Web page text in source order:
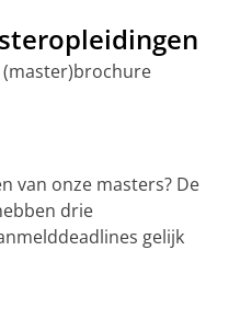
(master)brochure
van onze masters? De
drie
gelijk